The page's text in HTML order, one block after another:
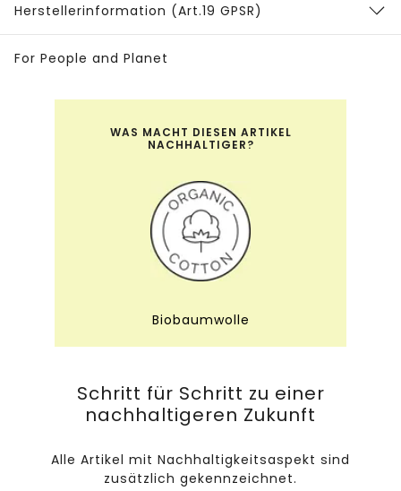
Herstellerinformation (Art.19 GPSR)
For People and Planet
WAS MACHT DIESEN ARTIKEL
NACHHALTIGER?
Biobaumwolle
Schritt für Schritt zu einer
nachhaltigeren Zukunft
Alle Artikel mit Nachhaltigkeitsaspekt sind
zusätzlich gekennzeichnet.